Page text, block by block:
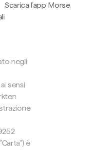
Scarica l'app Morse
negli
sensi
è